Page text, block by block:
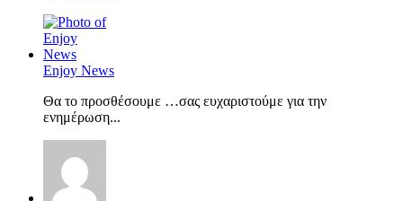
Enjoy News
Θα το προσθέσουμε …σας ευχαριστούμε για την
ενημέρωση...